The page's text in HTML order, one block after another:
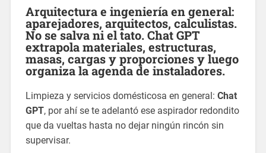
Arquitectura e ingeniería en general:
aparejadores, arquitectos, calculistas.
No se salva ni el tato. Chat GPT
extrapola materiales, estructuras,
masas, cargas y proporciones y luego
organiza la agenda de instaladores.
Limpieza y servicios domésticosa en general: Chat
GPT, por ahí se te adelantó ese aspirador redondito
que da vueltas hasta no dejar ningún rincón sin
supervisar.